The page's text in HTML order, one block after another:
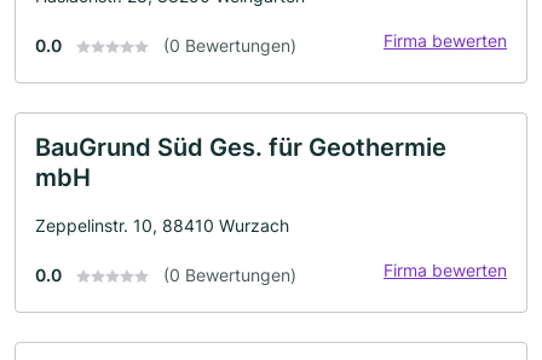
0.0 (0 Bewertungen) Firma bewerten
BauGrund Süd Ges. für Geothermie
mbH
Zeppelinstr. 10, 88410 Wurzach
0.0 (0 Bewertungen) Firma bewerten